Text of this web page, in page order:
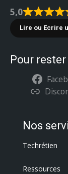
5,0
Lire ou Ecrire
Pour
Nos
Techrétien
Ressources